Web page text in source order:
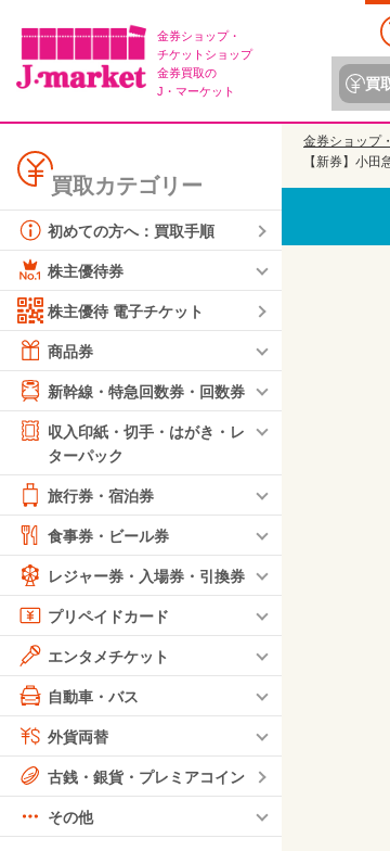
金券ショップ・
チケットショップ
金券買取の
J・マーケット
買
買取カテゴリー
初めての方へ：買取手順
株主優待券
株主優待 電子チケット
商品券
新幹線・特急回数券・回数券
収入印紙・切手・はがき・レ
ターパック
旅行券・宿泊券
食事券・ビール券
レジャー券・入場券・引換券
プリペイドカード
エンタメチケット
自動車・バス
外貨両替
古銭・銀貨・プレミアコイン
その他
金券ショップ
【新券】小